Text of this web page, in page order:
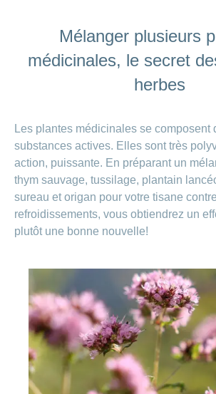
Mélanger plusieurs
médicinales, le secret
herbes
Les plantes médicinales se composent
substances actives. Elles sont très
action, puissante. En préparant un
thym sauvage, tussilage, plantain
sureau et origan pour votre tisane
refroidissements, vous obtiendrez un
plutôt une bonne nouvelle!